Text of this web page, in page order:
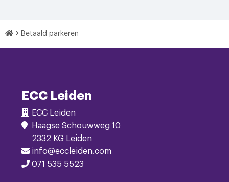
HomeBetaald parkeren
ECC Leiden
ECC Leiden
Haagse Schouwweg 10
2332 KG Leiden
info@eccleiden.com
071 535 5523